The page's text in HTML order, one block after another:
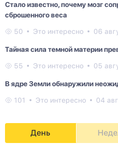
Стало известно, почему мозг
сброшенного веса
50 Это интересно 06
Тайная сила темной материи
55 Это интересно 05
В ядре Земли обнаружили
101 Это интересно 04
День